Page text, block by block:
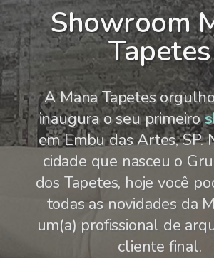
Showroom
Tapetes
A Mana Tapetes
inaugura o seu primeiro
em Embu das Artes, SP.
cidade que nasceu o
dos Tapetes, hoje você
todas as novidades da
um(a) profissional de
cliente final.